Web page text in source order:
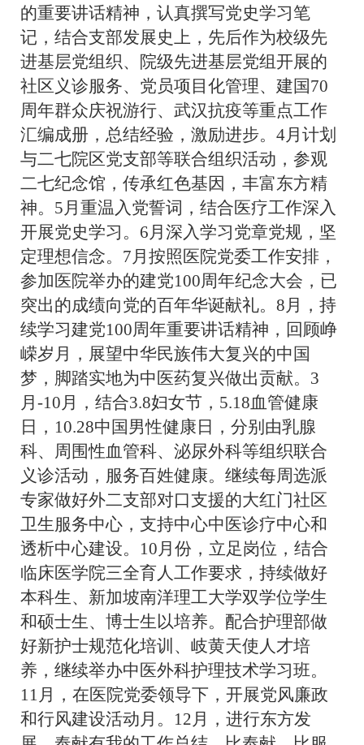
的重要讲话精神，认真撰写党史学习笔
记，结合支部发展史上，先后作为校级先
进基层党组织、院级先进基层党组开展的
社区义诊服务、党员项目化管理、建国70
周年群众庆祝游行、武汉抗疫等重点工作
汇编成册，总结经验，激励进步。4月计划
与二七院区党支部等联合组织活动，参观
二七纪念馆，传承红色基因，丰富东方精
神。5月重温入党誓词，结合医疗工作深入
开展党史学习。6月深入学习党章党规，坚
定理想信念。7月按照医院党委工作安排，
参加医院举办的建党100周年纪念大会，已
突出的成绩向党的百年华诞献礼。8月，持
续学习建党100周年重要讲话精神，回顾峥
嵘岁月，展望中华民族伟大复兴的中国
梦，脚踏实地为中医药复兴做出贡献。3
月-10月，结合3.8妇女节，5.18血管健康
日，10.28中国男性健康日，分别由乳腺
科、周围性血管科、泌尿外科等组织联合
义诊活动，服务百姓健康。继续每周选派
专家做好外二支部对口支援的大红门社区
卫生服务中心，支持中心中医诊疗中心和
透析中心建设。 10月份，立足岗位，结合
临床医学院三全育人工作要求，持续做好
本科生、新加坡南洋理工大学双学位学生
和硕士生、博士生以培养。配合护理部做
好新护士规范化培训、岐黄天使人才培
养，继续举办中医外科护理技术学习班。
11月，在医院党委领导下，开展党风廉政
和行风建设活动月。12月，进行东方发